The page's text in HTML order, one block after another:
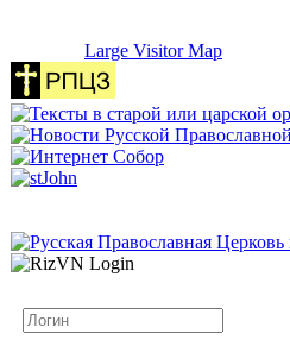
Large Visitor Map